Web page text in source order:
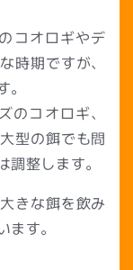
コオロギやデ
時期ですが、
のコオロギ、
型の餌でも問
整します。
きな餌を飲み
す。